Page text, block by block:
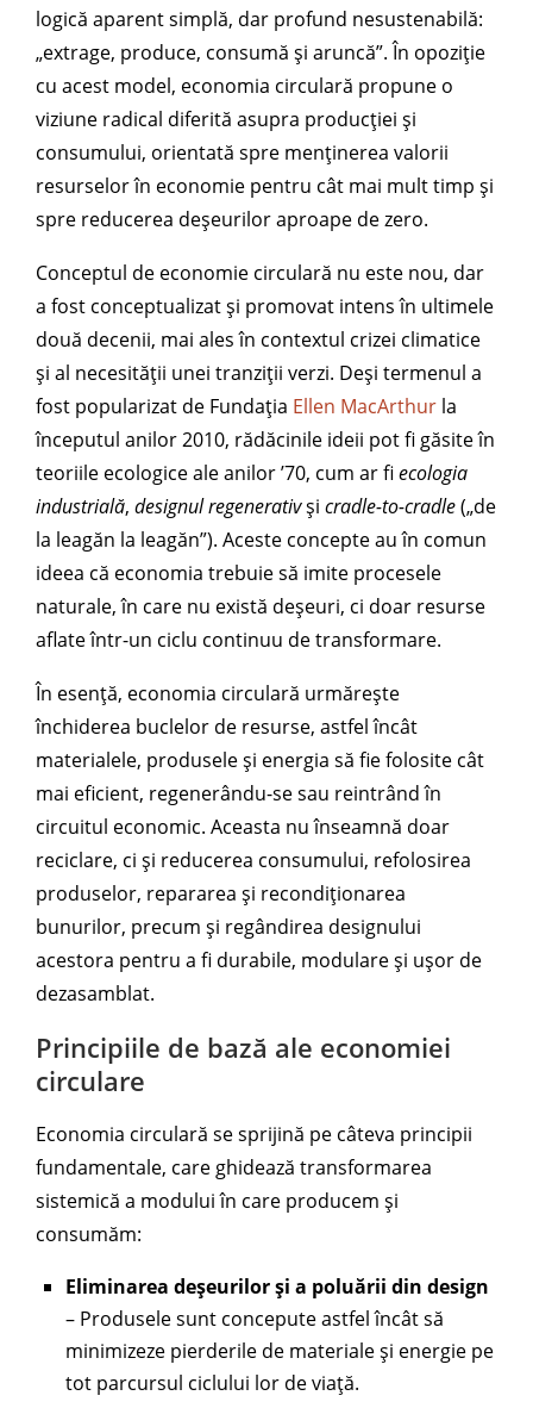
logică aparent simplă, dar profund nesustenabilă:
„extrage, produce, consumă și aruncă”. În opoziție
cu acest model, economia circulară propune o
viziune radical diferită asupra producției și
consumului, orientată spre menținerea valorii
resurselor în economie pentru cât mai mult timp și
spre reducerea deșeurilor aproape de zero.
Conceptul de economie circulară nu este nou, dar
a fost conceptualizat și promovat intens în ultimele
două decenii, mai ales în contextul crizei climatice
și al necesității unei tranziții verzi. Deși termenul a
fost popularizat de Fundația Ellen MacArthur la
începutul anilor 2010, rădăcinile ideii pot fi găsite în
teoriile ecologice ale anilor ’70, cum ar fiecologia
industrială, designul regenerativși cradle-to-cradle(„de
la leagăn la leagăn”). Aceste concepte au în comun
ideea că economia trebuie să imite procesele
naturale, în care nu există deșeuri, ci doar resurse
aflate într-un ciclu continuu de transformare.
În esență, economia circulară urmărește
închiderea buclelor de resurse, astfel încât
materialele, produsele și energia să fie folosite cât
mai eficient, regenerându-se sau reintrând în
circuitul economic. Aceasta nu înseamnă doar
reciclare, ci și reducerea consumului, refolosirea
produselor, repararea și recondiționarea
bunurilor, precum și regândirea designului
acestora pentru a fi durabile, modulare și ușor de
dezasamblat.
Principiile de bază ale economiei
circulare
Economia circulară se sprijină pe câteva principii
fundamentale, care ghidează transformarea
sistemică a modului în care producem și
consumăm:
Eliminarea deșeurilor și a poluării din design
– Produsele sunt concepute astfel încât să
minimizeze pierderile de materiale și energie pe
tot parcursul ciclului lor de viață.